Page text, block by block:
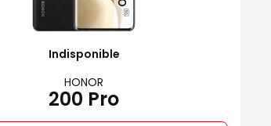
Indisponible
HONOR
200 Pro